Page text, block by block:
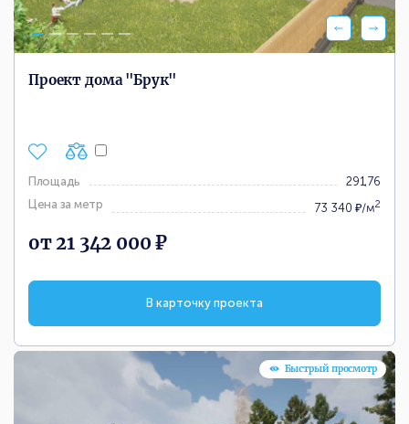
Проект дома "Брук"
Площадь
291,76
Цена за метр
73 340 ₽/м2
от 21 342 000 ₽
В карточку проекта
Быстрый просмотр